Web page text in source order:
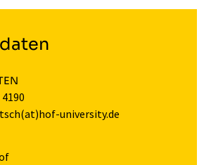
university.de